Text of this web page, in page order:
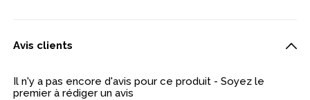
Avis clients
Il n'y a pas encore d'avis pour ce produit - Soyez le
premier à rédiger un avis